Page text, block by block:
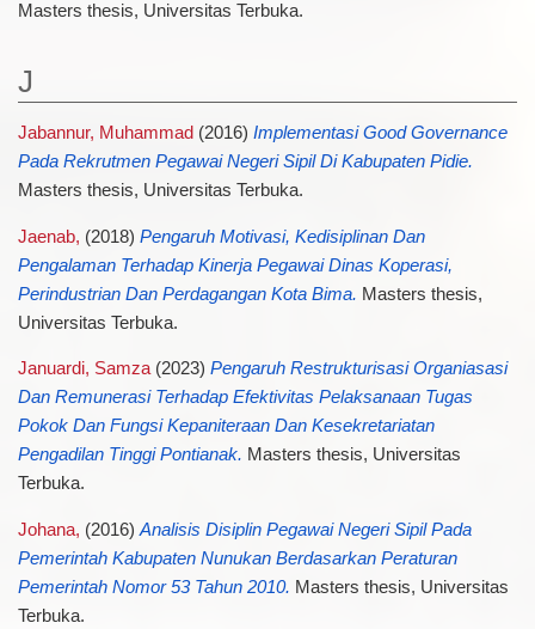
Masters thesis, Universitas Terbuka.
J
Jabannur, Muhammad (2016) Implementasi Good Governance
Pada Rekrutmen Pegawai Negeri Sipil Di Kabupaten Pidie.
Masters thesis, Universitas Terbuka.
Jaenab, (2018) Pengaruh Motivasi, Kedisiplinan Dan
Pengalaman Terhadap Kinerja Pegawai Dinas Koperasi,
Perindustrian Dan Perdagangan Kota Bima. Masters thesis,
Universitas Terbuka.
Januardi, Samza(2023) Pengaruh Restrukturisasi Organiasasi
Dan Remunerasi Terhadap Efektivitas Pelaksanaan Tugas
Pokok Dan Fungsi Kepaniteraan Dan Kesekretariatan
Pengadilan Tinggi Pontianak. Masters thesis, Universitas
Terbuka.
Johana, (2016) Analisis Disiplin Pegawai Negeri Sipil Pada
Pemerintah Kabupaten Nunukan Berdasarkan Peraturan
Pemerintah Nomor 53 Tahun 2010. Masters thesis, Universitas
Terbuka.